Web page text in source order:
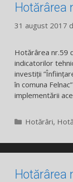
Hotărârea
31 august 2017
Hotărârea nr.59
indicatorilor
investiții
în comuna
implementării
Categorii
Hotărâri,
Hotărârea